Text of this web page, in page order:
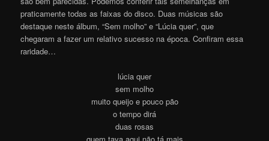
praticamente todas as faixas do disco. Duas músicas são
destaque neste álbum, “Sem molho” e “Lúcia quer”, que
chegaram a fazer um relativo sucesso na época. Confiram essa
raridade…
lúcia quer
sem molho
muito queijo e pouco pão
o tempo dirá
duas rosas